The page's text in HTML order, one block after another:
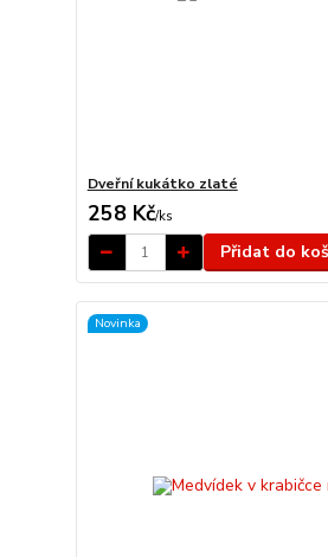
Dveřní kukátko zlaté
258 Kč/ks
Přidat do
Novinka